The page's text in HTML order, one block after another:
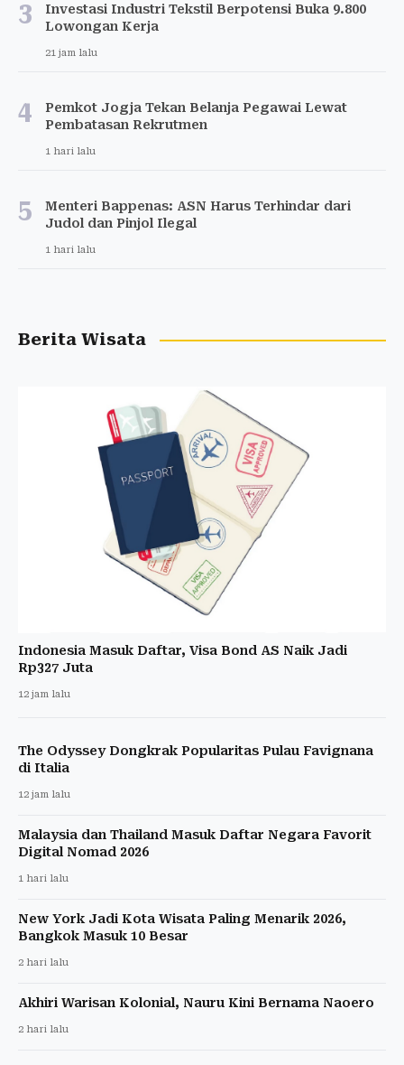
3
Investasi Industri Tekstil Berpotensi Buka 9.800
Lowongan Kerja
21 jam lalu
4
Pemkot Jogja Tekan Belanja Pegawai Lewat
Pembatasan Rekrutmen
1 hari lalu
5
Menteri Bappenas: ASN Harus Terhindar dari
Judol dan Pinjol Ilegal
1 hari lalu
Berita Wisata
Indonesia Masuk Daftar, Visa Bond AS Naik Jadi
Rp327 Juta
12 jam lalu
The Odyssey Dongkrak Popularitas Pulau Favignana
di Italia
12 jam lalu
Malaysia dan Thailand Masuk Daftar Negara Favorit
Digital Nomad 2026
1 hari lalu
New York Jadi Kota Wisata Paling Menarik 2026,
Bangkok Masuk 10 Besar
2 hari lalu
Akhiri Warisan Kolonial, Nauru Kini Bernama Naoero
2 hari lalu